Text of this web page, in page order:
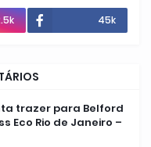
45k
trazer para Belford
Eco Rio de Janeiro –